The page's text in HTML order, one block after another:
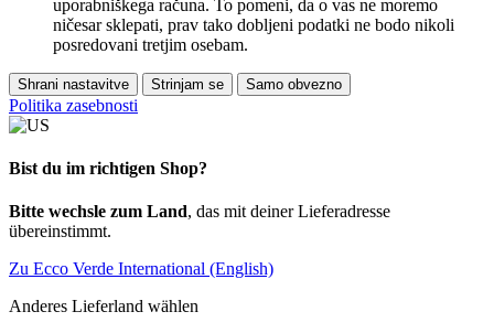
uporabniškega računa. To pomeni, da o vas ne moremo
ničesar sklepati, prav tako dobljeni podatki ne bodo nikoli
posredovani tretjim osebam.
Shrani nastavitve Strinjam se Samo obvezno
Politika zasebnosti
Bist du im richtigen Shop?
Bitte wechsle zum Land, das mit deiner Lieferadresse
übereinstimmt.
Zu Ecco Verde International (English)
Anderes Lieferland wählen